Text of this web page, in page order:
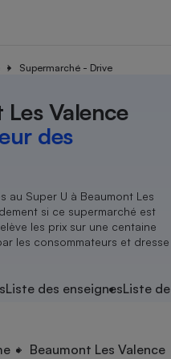
Supermarché - Drive
Valence
des
au Super U à Beaumont Les
si ce supermarché est
les prix sur une centaine
les consommateurs et dresse
Liste des enseignesListe
Beaumont Les Valence
Additifs
Agriculture
Produit alimentaire
Achat - Vente - Location
Carburant
Magasin - Grande surface
Marketing - Fidélisation
Organismes de défense
Système judiciaire
Air
Eau
Achat - Vente - Travaux
Location
Sport
Vacances - Tourisme
électrique
Démarche administrative
Senior
Service marchand
Train
Transport aérien
Ensemble